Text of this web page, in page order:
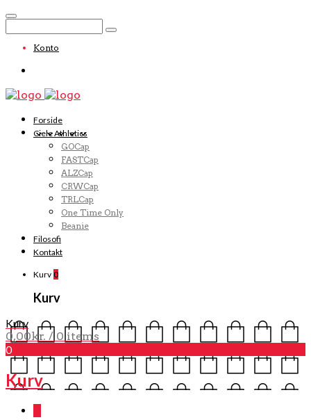
Konto
Forside
Ciele Athletics
GOCap
FASTCap
ALZCap
CRWCap
TRLCap
One Time Only
Beanie
Filosofi
Kontakt
Kurv 0
Kurv
Kurv
0,00kr. / 0 items
0
Kurv